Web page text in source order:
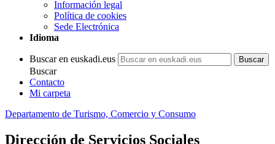
Información legal
Política de cookies
Sede Electrónica
Idioma
Buscar en euskadi.eus
Buscar
Contacto
Mi carpeta
Departamento de Turismo, Comercio y Consumo
Dirección de Servicios Sociales